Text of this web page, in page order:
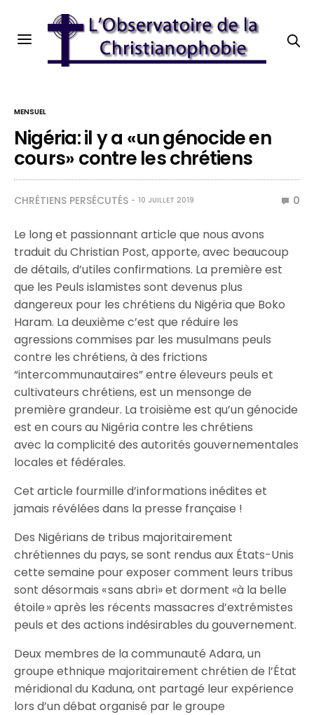
MENSUEL
Nigéria: il y a «un génocide en
cours» contre les chrétiens
CHRÉTIENS PERSÉCUTÉS 10 JUILLET 2019 0
Le long et passionnant article que nous avons
traduit du Christian Post, apporte, avec beaucoup
de détails, d’utiles confirmations. La première est
que les Peuls islamistes sont devenus plus
dangereux pour les chrétiens du Nigéria que Boko
Haram. La deuxième c’est que réduire les
agressions commises par les musulmans peuls
contre les chrétiens, à des frictions
“intercommunautaires” entre éleveurs peuls et
cultivateurs chrétiens, est un mensonge de
première grandeur. La troisième est qu’un génocide
est en cours au Nigéria contre les chrétiens
avec la complicité des autorités gouvernementales
locales et fédérales.
Cet article fourmille d’informations inédites et
jamais révélées dans la presse française !
Des Nigérians de tribus majoritairement
chrétiennes du pays, se sont rendus aux États-Unis
cette semaine pour exposer comment leurs tribus
sont désormais « sans abri» et dorment «à la belle
étoile » après les récents massacres d’extrémistes
peuls et des actions indésirables du gouvernement.
Deux membres de la communauté Adara, un
groupe ethnique majoritairement chrétien de l’État
méridional du Kaduna, ont partagé leur expérience
lors d’un débat organisé par le groupe